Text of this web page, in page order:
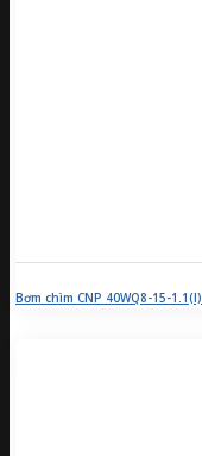
Bơm chìm CNP 40WQ8-15-1.1(I)